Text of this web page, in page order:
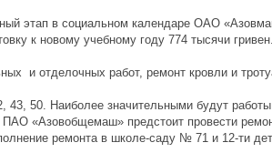
этап в социальном календаре ОАО
к новому учебному году 774 тысячи
и отделочных работ, ремонт кровли и
50. Наиболее значительными будут
«Азовобщемаш» предстоит провести
ремонта в школе-саду № 71 и 12-ти